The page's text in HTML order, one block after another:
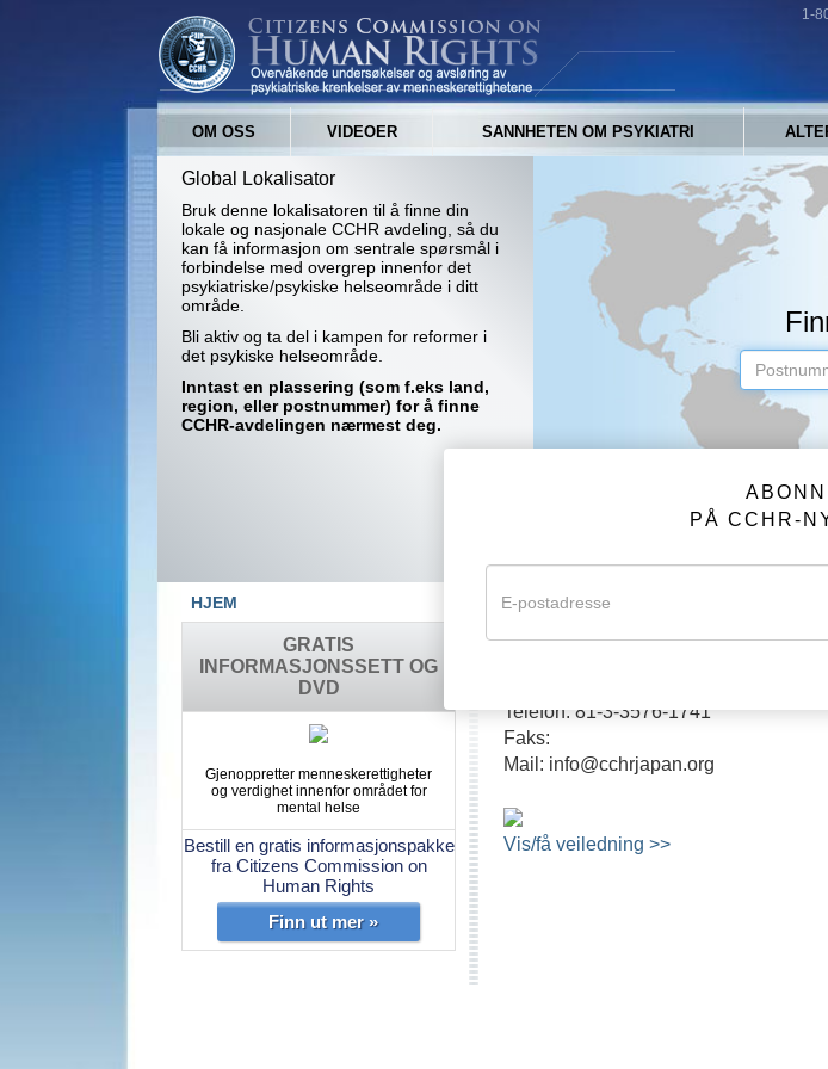
1-
OM OSS VIDEOER SANNHETEN OM PSYKIATRI
Global Lokalisator
Bruk denne lokalisatoren til å finne din
lokale og nasjonale CCHR avdeling, så du
kan få informasjon om sentrale spørsmål i
forbindelse med overgrep innenfor det
psykiatriske/psykiske helseområde i ditt
område.
Bli aktiv og ta del i kampen for reformer i
det psykiske helseområde.
Inntast en plassering (som f.eks land,
region, eller postnummer) for å finne
CCHR-avdelingen nærmest deg.
HJEM
CITIZENS
Telefon: 81-3-3576-1741
Faks:
Mail: info@cchrjapan.org
Vis/få veiledning >>
GRATIS
INFORMASJONSSETT OG
DVD
Gjenoppretter menneskerettigheter
og verdighet innenfor området for
mental helse
Bestill en gratis informasjonspakke
fra Citizens Commission on
Human Rights
Finn ut mer »
PÅ CCHR-